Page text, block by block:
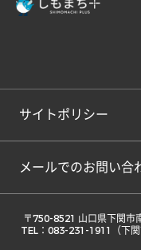
サイトポリシー
メールでのお問い合
TEL：083-231-1911（下関